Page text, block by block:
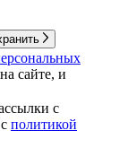
на сайте, и
с
политикой